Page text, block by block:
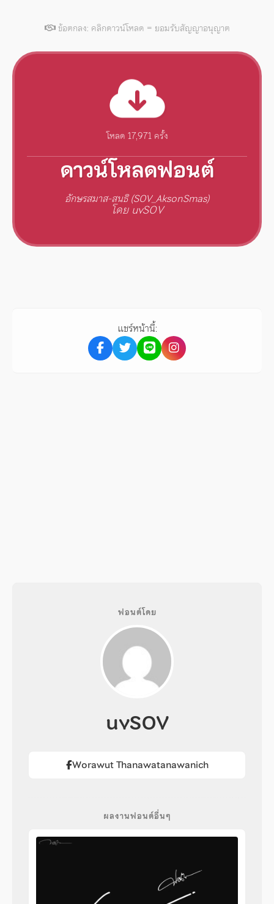
ข้อตกลง: คลิกดาวน์โหลด = ยอมรับสัญญาอนุญาต
โหลด 17,971 ครั้ง
ดาวน์โหลดฟอนต์
อักษรสมาส-สนธิ (SOV_AksonSmas)
โดย uvSOV
แชร์หน้านี้:
ฟอนต์โดย
uvSOV
Worawut Thanawatanawanich
ผลงานฟอนต์อื่นๆ